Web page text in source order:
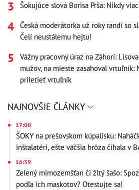
Šokujúce slová Borisa Prša: Nikdy
Česká moderátorka už roky randí so
Čelí neustálemu hejtu!
Vážny pracovný úraz na Záhorí:
mužov, na mieste zasahoval vrtuľník:
priletieť vrtuľník
NAJNOVŠIE ČLÁNKY
17:00
ŠOKY na prešovskom kúpalisku:
inštalatéri, ešte väčšia hrôza číhala v
16:59
Zelený mimozemšťan či žltý šašo:
podľa ich maskotov? Otestujte sa!